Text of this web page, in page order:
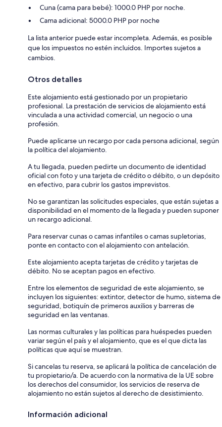
Cuna (cama para bebé): 1000.0 PHP por noche.
Cama adicional: 5000.0 PHP por noche
La lista anterior puede estar incompleta. Además, es posible
que los impuestos no estén incluidos. Importes sujetos a
cambios.
Otros detalles
Este alojamiento está gestionado por un propietario
profesional. La prestación de servicios de alojamiento está
vinculada a una actividad comercial, un negocio o una
profesión.
Puede aplicarse un recargo por cada persona adicional, según
la política del alojamiento.
A tu llegada, pueden pedirte un documento de identidad
oficial con foto y una tarjeta de crédito o débito, o un depósito
en efectivo, para cubrir los gastos imprevistos.
No se garantizan las solicitudes especiales, que están sujetas a
disponibilidad en el momento de la llegada y pueden suponer
un recargo adicional.
Para reservar cunas o camas infantiles o camas supletorias,
ponte en contacto con el alojamiento con antelación.
Este alojamiento acepta tarjetas de crédito y tarjetas de
débito. No se aceptan pagos en efectivo.
Entre los elementos de seguridad de este alojamiento, se
incluyen los siguientes: extintor, detector de humo, sistema de
seguridad, botiquín de primeros auxilios y barreras de
seguridad en las ventanas.
Las normas culturales y las políticas para huéspedes pueden
variar según el país y el alojamiento, que es el que dicta las
políticas que aquí se muestran.
Si cancelas tu reserva, se aplicará la política de cancelación de
tu propietario/a. De acuerdo con la normativa de la UE sobre
los derechos del consumidor, los servicios de reserva de
alojamiento no están sujetos al derecho de desistimiento.
Información adicional